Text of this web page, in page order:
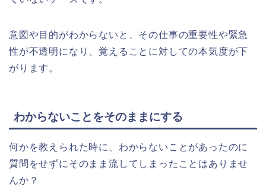
意図や目的がわからないと、その仕事の重要性や緊急
性が不透明になり、覚えることに対しての本気度が下
がります。
わからないことをそのままにする
何かを教えられた時に、わからないことがあったのに
質問をせずにそのまま流してしまったことはありませ
んか？